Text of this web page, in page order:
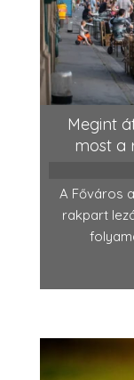
Megint
most a
A Főváros
rakpart